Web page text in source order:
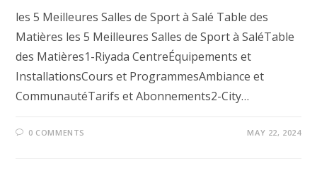
les 5 Meilleures Salles de Sport à Salé Table des
Matières les 5 Meilleures Salles de Sport à SaléTable
des Matières1-Riyada CentreÉquipements et
InstallationsCours et ProgrammesAmbiance et
CommunautéTarifs et Abonnements2-City…
0 COMMENTS MAY 22, 2024